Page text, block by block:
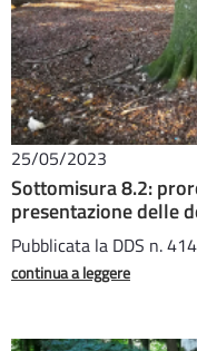
25/05/2023
Sottomisura 8.2:
presentazione delle
Pubblicata la DDS n.
continua a leggere